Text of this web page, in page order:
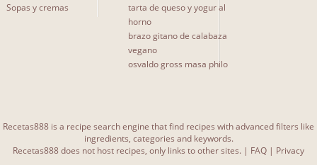
Sopas y cremas
tarta de queso y yogur al
horno
brazo gitano de calabaza
vegano
osvaldo gross masa philo
Recetas888 is a recipe search engine that find recipes with advanced filters like
ingredients, categories and keywords.
Recetas888 does not host recipes, only links to other sites. | FAQ | Privacy